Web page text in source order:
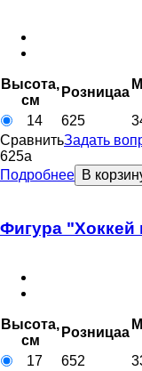
Высота,
см
Розницаa
14
625
СравнитьЗадать
625a
Подробнее В
Фигура "Хоккей
Высота,
см
Розницаa
17
652